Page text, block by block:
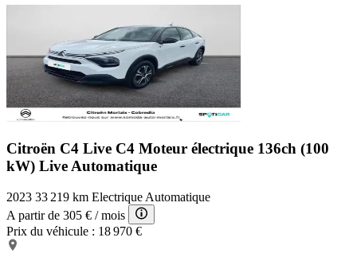
Citroën C4 Live C4 Moteur électrique 136ch (100
kW) Live Automatique
2023 33 219 km Electrique Automatique
A partir de 305 € / mois
Prix du véhicule : 18 970 €